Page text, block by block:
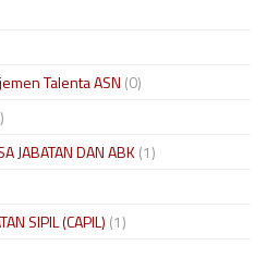
Talenta ASN (0)
JABATAN DAN ABK(1)
SIPIL (CAPIL) (1)